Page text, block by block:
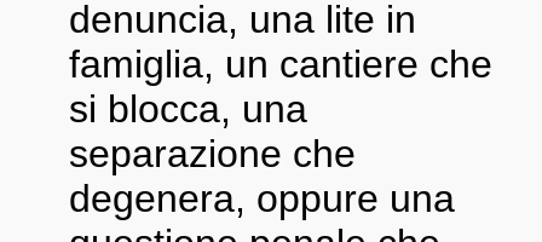
denuncia, una lite in
famiglia, un cantiere che
si blocca, una
separazione che
degenera, oppure una